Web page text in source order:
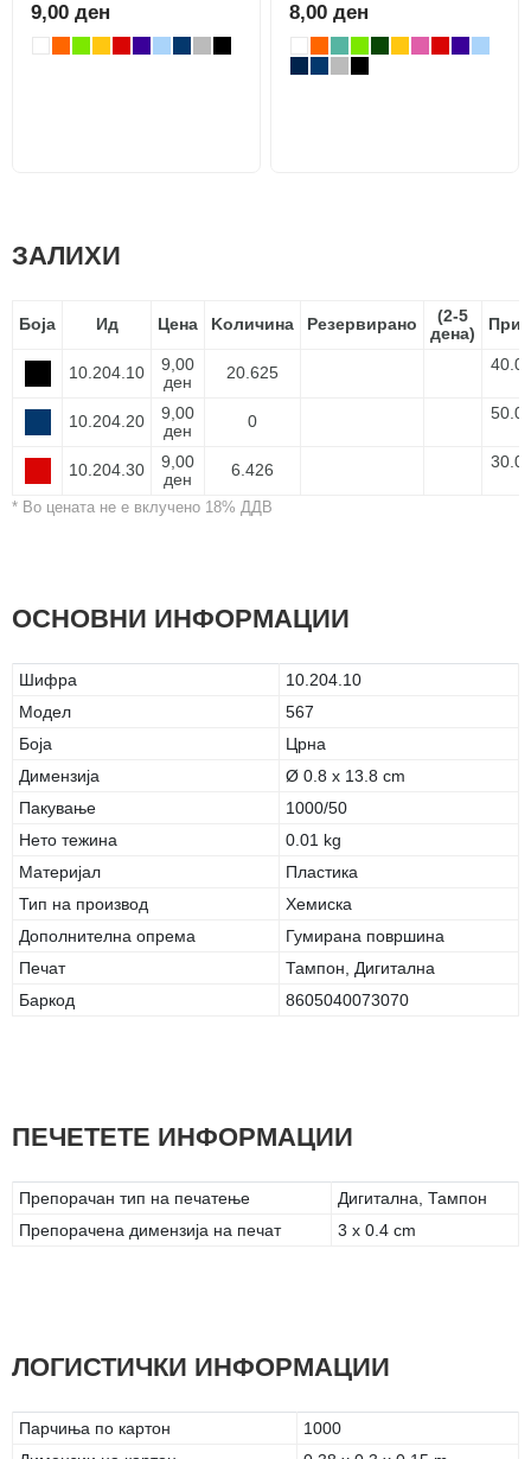
9,00 ден 8,00 ден
ЗАЛИХИ
Боја Ид Цена Kоличина Резервирано
(2-5
дeнa)
10.204.10
9,00
ден
20.625
10.204.20
9,00
ден
0
10.204.30
9,00
ден
6.426
* Во цената не е вклучено 18% ДДВ
ОСНОВНИ ИНФОРМАЦИИ
Шифра
10.204.10
Модел
567
Боја
Црна
Димензија
Ø 0.8 x 13.8 cm
Пакување
1000/50
Нето тежина
0.01 kg
Материјал
Пластика
Тип на производ
Хемиска
Дополнителна опрема
Гумирана површина
Печат
Тампон, Дигитална
Баркод
8605040073070
ПЕЧЕТЕТЕ ИНФОРМАЦИИ
Препорачан тип на печатење
Дигитална, Тампон
Препорачена димензија на печат
3 x 0.4 cm
ЛОГИСТИЧКИ ИНФОРМАЦИИ
Парчиња по картон
1000